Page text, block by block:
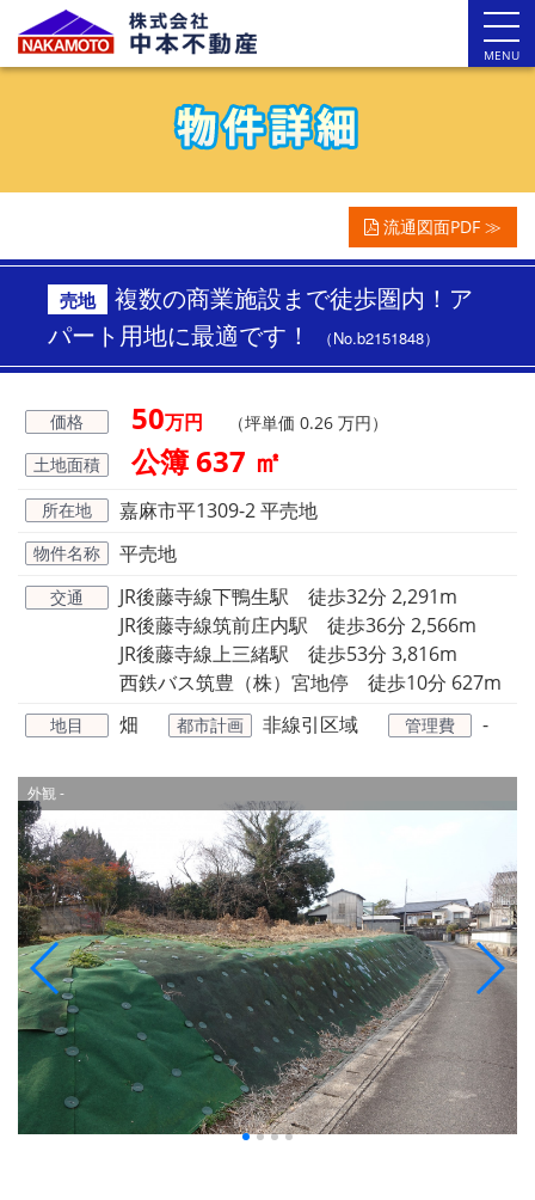
MENU
流通図面PDF ≫
売地
複数の商業施設まで徒歩圏内！ア
パート用地に最適です！
（No.b2151848）
価格 50万円
（坪単価 0.26 万円）
土地面積
公簿 637 ㎡
所在地 嘉麻市平1309-2 平売地
物件名称 平売地
交通
JR後藤寺線下鴨生駅 徒歩32分 2,291m
JR後藤寺線筑前庄内駅 徒歩36分 2,566m
JR後藤寺線上三緒駅 徒歩53分 3,816m
西鉄バス筑豊（株）宮地停 徒歩10分 627m
地目 畑 都市計画 非線引区域 管理費 -
外観-